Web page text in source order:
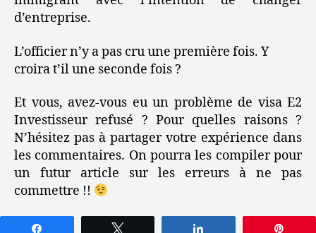
d’entreprise.
L’officier n’y a pas cru une première fois. Y
croira t’il une seconde fois ?
Et vous, avez-vous eu un problème de visa E2
Investisseur refusé ? Pour quelles raisons ?
N’hésitez pas à partager votre expérience dans
les commentaires. On pourra les compiler pour
un futur article sur les erreurs à ne pas
commettre !!